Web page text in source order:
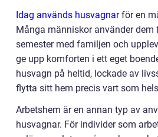
Idag används husvagnarför en
Många människor använder dem
semester med familjen och
ge upp komforten i ett eget
husvagn på heltid, lockade av
flytta sitt hem precis vart som
Arbetshem är en annan typ av
husvagnar. För individer som